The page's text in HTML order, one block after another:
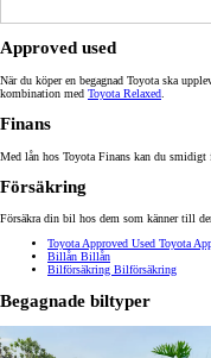
Approved used
När du köper en begagnad Toyota ska
kombination med Toyota Relaxed
Finans
Med lån hos Toyota Finans kan du smidigt
Försäkring
Försäkra din bil hos dem som känner till
Toyota Approved Used Toyota
Billån Billån
Bilförsäkring Bilförsäkring
Begagnade biltyper